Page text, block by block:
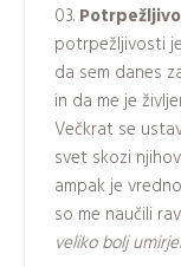
potrpežljivosti
da sem danes
in da me je
Večkrat se
svet skozi
ampak je
so me naučili
veliko bolj